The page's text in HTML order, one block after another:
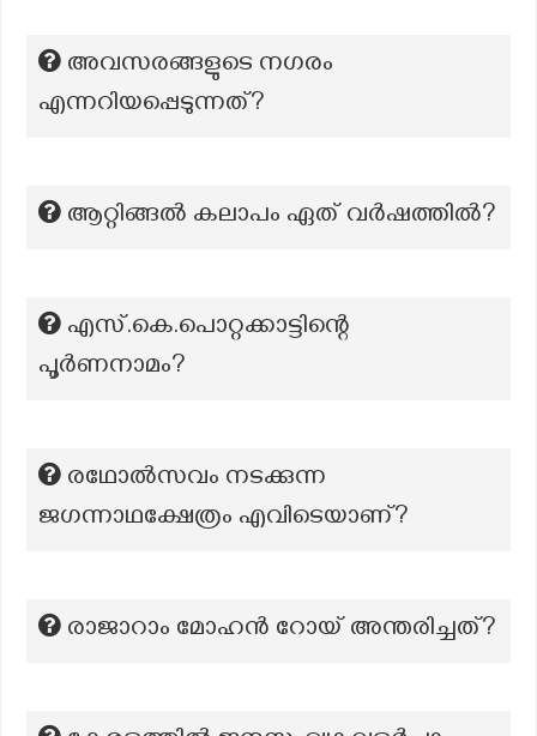
അവസരങ്ങളുടെ നഗരം
എന്നറിയപ്പെടുന്നത്?
ആറ്റിങ്ങൽ കലാപം ഏത് വർഷത്തിൽ?
എസ്.കെ.പൊറ്റക്കാട്ടിന്റെ
പൂർണനാമം?
രഥോൽസവം നടക്കുന്ന
ജഗന്നാഥക്ഷേത്രം എവിടെയാണ്?
രാജാറാം മോഹൻ റോയ് അന്തരിച്ചത്?